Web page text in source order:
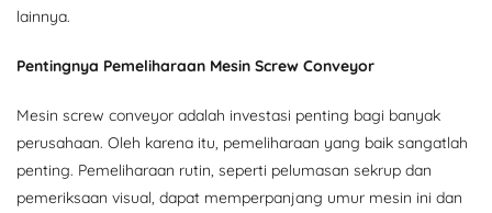
lainnya.
Pentingnya Pemeliharaan Mesin Screw Conveyor
Mesin screw conveyor adalah investasi penting bagi banyak
perusahaan. Oleh karena itu, pemeliharaan yang baik sangatlah
penting. Pemeliharaan rutin, seperti pelumasan sekrup dan
pemeriksaan visual, dapat memperpanjang umur mesin ini dan